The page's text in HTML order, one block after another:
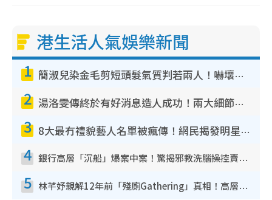
港生活人氣娛樂新聞
1 簡淑兒染金毛剪短頭髮氣質判若兩人！嚇壞老公麥大力都認唔出：「你做咩事？」
2 湯洛雯傳終於有好消息造人成功！兩大細節曝孕味極濃惹猜測：大肚婆先會咁！
3 8大最冇禮貌藝人名單被瘋傳！網民揭發明星真面目 一致數臭呢位係無品天花板？
4 銀行高層「沉船」爆案中案！驚揭邪教洗腦操控賣淫被吞600萬 幕後黑手講多錯多
5 林芊妤親解12年前「殘廁Gathering」真相！高層解約一句話重創尊嚴至今拒返TVB